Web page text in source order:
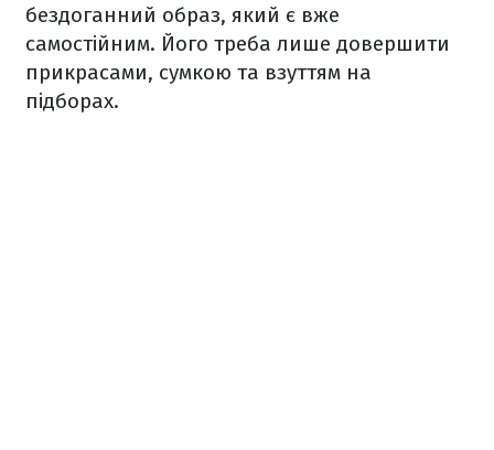
бездоганний образ, який є вже
самостійним. Його треба лише довершити
прикрасами, сумкою та взуттям на
підборах.